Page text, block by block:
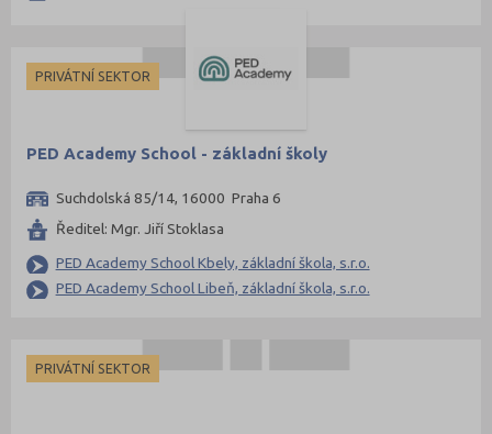
PRIVÁTNÍ SEKTOR
PED Academy School - základní školy
Suchdolská 85/14, 16000 Praha 6
Ředitel: Mgr. Jiří Stoklasa
PED Academy School Kbely, základní škola, s.r.o.
PED Academy School Libeň, základní škola, s.r.o.
PRIVÁTNÍ SEKTOR